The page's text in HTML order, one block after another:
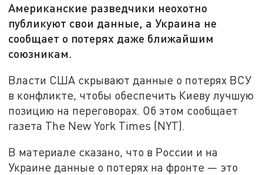
Американские разведчики неохотно
публикуют свои данные, а Украина не
сообщает о потерях даже ближайшим
союзникам.
Власти США скрывают данные о потерях ВСУ
в конфликте, чтобы обеспечить Киеву лучшую
позицию на переговорах. Об этом сообщает
газета The New York Times (NYT).
В материале сказано, что в России и на
Украине данные о потерях на фронте — это